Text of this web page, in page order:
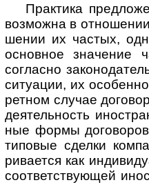
Практика
возмо­жна в
ше­нии их час­тых,
основ­ное значе­ние
согла­сно
ситу­ации, их
рет­ном слу­чае
дея­тель­ность
ные формы
типо­вые сде­лки
рива­ется как
соот­вет­ст­вую­щей